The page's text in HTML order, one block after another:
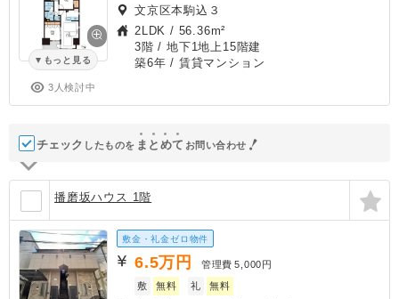
もっと見る
3人検討中
文京区本駒込３
2LDK / 56.36m²
3階 / 地下1地上15階建
築6年 / 賃貸マンション
チェック したものを ま と めて お問い合わせ
播磨坂ハウス 1階
敷金・礼金ゼロ物件
6.5万円 管理費 5,000円
敷
無料 礼 無料